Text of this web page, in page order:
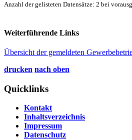
Anzahl der gelisteten Datensätze: 2 bei
Weiterführende Links
Übersicht der gemeldeten
drucken nach oben
Quicklinks
Kontakt
Inhaltsverzeichnis
Impressum
Datenschutz